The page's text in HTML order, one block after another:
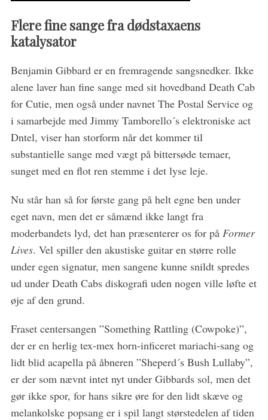
Flere fine sange fra dødstaxaens
katalysator
Benjamin Gibbard er en fremragende sangsnedker. Ikke
alene laver han fine sange med sit hovedband Death Cab
for Cutie, men også under navnet The Postal Service og
i samarbejde med Jimmy Tamborello´s elektroniske act
Dntel, viser han storform når det kommer til
substantielle sange med vægt på bittersøde temaer,
sunget med en flot ren stemme i det lyse leje.
Nu står han så for første gang på helt egne ben under
eget navn, men det er såmænd ikke langt fra
moderbandets lyd, det han præsenterer os for på Former
Lives. Vel spiller den akustiske guitar en større rolle
under egen signatur, men sangene kunne snildt spredes
ud under Death Cabs diskografi uden nogen ville løfte et
øje af den grund.
Fraset centersangen ”Something Rattling (Cowpoke)”,
der er en herlig tex-mex horn-inficeret mariachi-sang og
lidt blid acapella på åbneren ”Sheperd´s Bush Lullaby”,
er der som nævnt intet nyt under Gibbards sol, men det
gør ikke spor, for hans sikre øre for den lidt skæve og
melankolske popsang er i spil langt størstedelen af tiden
e
r
c
h
o
r
: